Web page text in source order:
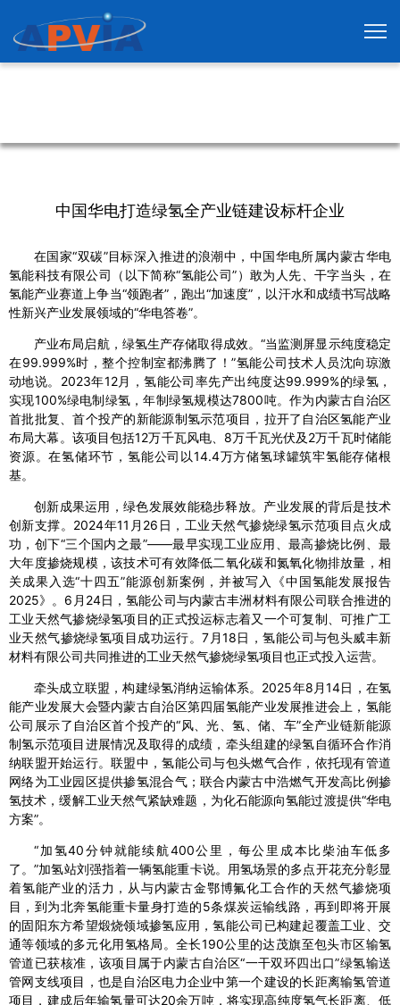
中国华电打造绿氢全产业链建设标杆企业
在国家“双碳”目标深入推进的浪潮中，中国华电所属内蒙古华电
氢能科技有限公司（以下简称“氢能公司”）敢为人先、干字当头，在
氢能产业赛道上争当“领跑者”，跑出“加速度”，以汗水和成绩书写战略
性新兴产业发展领域的“华电答卷”。
产业布局启航，绿氢生产存储取得成效。“当监测屏显示纯度稳定
在99.999%时，整个控制室都沸腾了！”氢能公司技术人员沈向琼激
动地说。2023年12月，氢能公司率先产出纯度达99.999%的绿氢，
实现100%绿电制绿氢，年制绿氢规模达7800吨。作为内蒙古自治区
首批批复、首个投产的新能源制氢示范项目，拉开了自治区氢能产业
布局大幕。该项目包括12万千瓦风电、8万千瓦光伏及2万千瓦时储能
资源。在氢储环节，氢能公司以14.4万方储氢球罐筑牢氢能存储根
基。
创新成果运用，绿色发展效能稳步释放。产业发展的背后是技术
创新支撑。2024年11月26日，工业天然气掺烧绿氢示范项目点火成
功，创下“三个国内之最”——最早实现工业应用、最高掺烧比例、最
大年度掺烧规模，该技术可有效降低二氧化碳和氮氧化物排放量，相
关成果入选“十四五”能源创新案例，并被写入《中国氢能发展报告
2025》。6月24日，氢能公司与内蒙古丰洲材料有限公司联合推进的
工业天然气掺烧绿氢项目的正式投运标志着又一个可复制、可推广工
业天然气掺烧绿氢项目成功运行。7月18日，氢能公司与包头威丰新
材料有限公司共同推进的工业天然气掺烧绿氢项目也正式投入运营。
牵头成立联盟，构建绿氢消纳运输体系。2025年8月14日，在氢
能产业发展大会暨内蒙古自治区第四届氢能产业发展推进会上，氢能
公司展示了自治区首个投产的“风、光、氢、储、车”全产业链新能源
制氢示范项目进展情况及取得的成绩，牵头组建的绿氢自循环合作消
纳联盟开始运行。联盟中，氢能公司与包头燃气合作，依托现有管道
网络为工业园区提供掺氢混合气；联合内蒙古中浩燃气开发高比例掺
氢技术，缓解工业天然气紧缺难题，为化石能源向氢能过渡提供“华电
方案”。
“加氢40分钟就能续航400公里，每公里成本比柴油车低多
了。”加氢站刘强指着一辆氢能重卡说。用氢场景的多点开花充分彰显
着氢能产业的活力，从与内蒙古金鄂博氟化工合作的天然气掺烧项
目，到为北奔氢能重卡量身打造的5条煤炭运输线路，再到即将开展
的固阳东方希望煅烧领域掺氢应用，氢能公司已构建起覆盖工业、交
通等领域的多元化用氢格局。全长190公里的达茂旗至包头市区输氢
管道已获核准，该项目属于内蒙古自治区“一干双环四出口”绿氢输送
管网支线项目，也是自治区电力企业中第一个建设的长距离输氢管道
项目，建成后年输氢量可达20余万吨，将实现高纯度氢气长距离、低